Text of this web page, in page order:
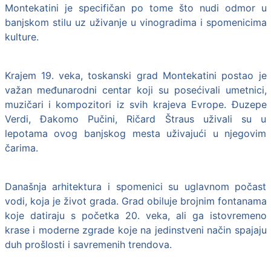
Montekatini je specifičan po tome što nudi odmor u
banjskom stilu uz uživanje u vinogradima i spomenicima
kulture.
Krajem 19. veka, toskanski grad Montekatini postao je
važan međunarodni centar koji su posećivali umetnici,
muzičari i kompozitori iz svih krajeva Evrope. Đuzepe
Verdi, Đakomo Pučini, Ričard Štraus uživali su u
lepotama ovog banjskog mesta uživajući u njegovim
čarima.
Današnja arhitektura i spomenici su uglavnom počast
vodi, koja je život grada. Grad obiluje brojnim fontanama
koje datiraju s početka 20. veka, ali ga istovremeno
krase i moderne zgrade koje na jedinstveni način spajaju
duh prošlosti i savremenih trendova.